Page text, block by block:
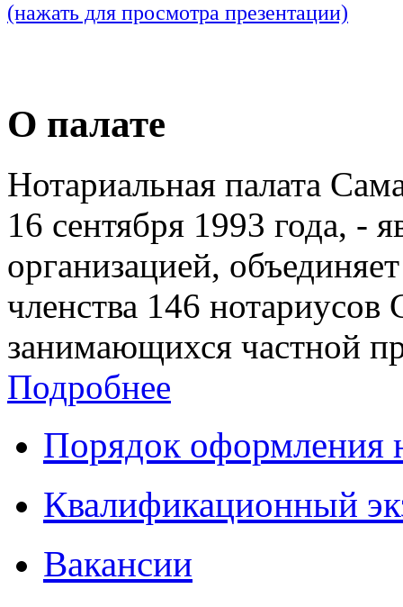
(нажать для просмотра презентации)
О палате
Нотариальная палата
16 сентября 1993 года, -
организацией,
членства 146 нотариусов
занимающихся частной
Подробнее
Порядок оформления
Квалификационный
Вакансии